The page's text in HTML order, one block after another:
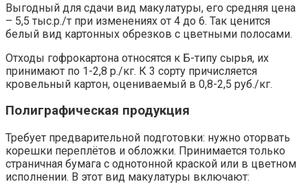
Выгодный для сдачи вид макулатуры, его средняя цена
– 5,5 тыс.р./т при изменениях от 4 до 6. Так ценится
белый вид картонных обрезков с цветными полосами.
Отходы гофрокартона относятся к Б-типу сырья, их
принимают по 1-2,8 р./кг. К 3 сорту причисляется
кровельный картон, оцениваемый в 0,8-2,5 руб./кг.
Полиграфическая продукция
Требует предварительной подготовки: нужно оторвать
корешки переплётов и обложки. Принимается только
страничная бумага с однотонной краской или в цветном
исполнении. В этот вид макулатуры включают: